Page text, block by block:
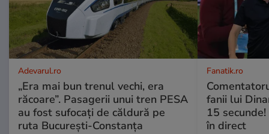
Adevarul.ro
„Era mai bun trenul vechi, era
răcoare”. Pasagerii unui tren PESA
au fost sufocați de căldură pe
ruta București-Constanța
Fanatik.ro
fanii lui
15
în direct